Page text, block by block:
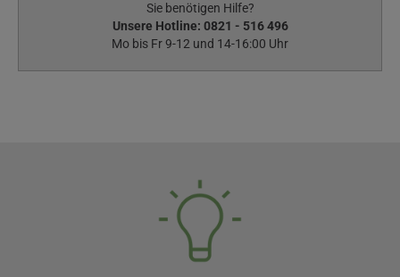
Sie benötigen Hilfe?
Unsere Hotline: 0821 - 516 496
Mo bis Fr 9-12 und 14-16:00 Uhr